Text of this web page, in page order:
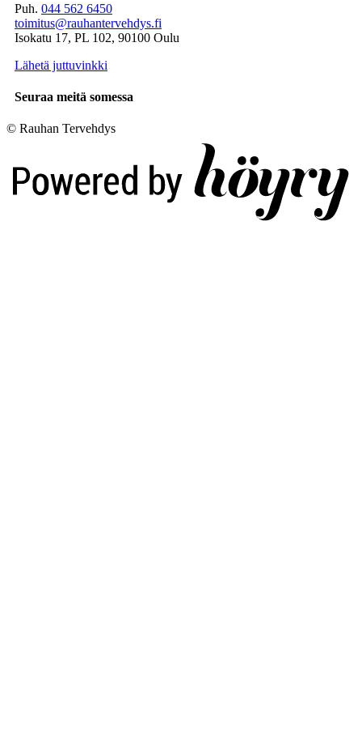
Puh. 044 562 6450
toimitus@rauhantervehdys.fi
Isokatu 17, PL 102, 90100 Oulu
Lähetä juttuvinkki
Seuraa meitä somessa
© Rauhan Tervehdys